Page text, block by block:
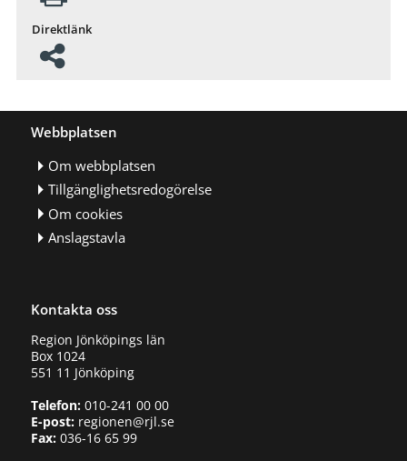
Direktlänk
Webbplatsen
Om webbplatsen
Tillgänglighetsredogörelse
Om cookies
Anslagstavla
Kontakta oss
Region Jönköpings län
Box 1024
551 11 Jönköping
Telefon:010-241 00 00
E-post:regionen@rjl.se
Fax: 036-16 65 99